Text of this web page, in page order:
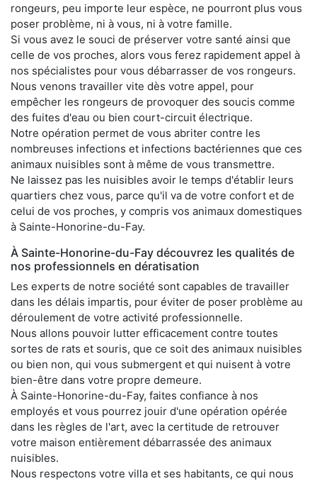
rongeurs, peu importe leur espèce, ne pourront plus vous
poser problème, ni à vous, ni à votre famille.
Si vous avez le souci de préserver votre santé ainsi que
celle de vos proches, alors vous ferez rapidement appel à
nos spécialistes pour vous débarrasser de vos rongeurs.
Nous venons travailler vite dès votre appel, pour
empêcher les rongeurs de provoquer des soucis comme
des fuites d'eau ou bien court-circuit électrique.
Notre opération permet de vous abriter contre les
nombreuses infections et infections bactériennes que ces
animaux nuisibles sont à même de vous transmettre.
Ne laissez pas les nuisibles avoir le temps d'établir leurs
quartiers chez vous, parce qu'il va de votre confort et de
celui de vos proches, y compris vos animaux domestiques
à Sainte-Honorine-du-Fay.
À Sainte-Honorine-du-Fay découvrez les qualités de
nos professionnels en dératisation
Les experts de notre société sont capables de travailler
dans les délais impartis, pour éviter de poser problème au
déroulement de votre activité professionnelle.
Nous allons pouvoir lutter efficacement contre toutes
sortes de rats et souris, que ce soit des animaux nuisibles
ou bien non, qui vous submergent et qui nuisent à votre
bien-être dans votre propre demeure.
À Sainte-Honorine-du-Fay, faites confiance à nos
employés et vous pourrez jouir d'une opération opérée
dans les règles de l'art, avec la certitude de retrouver
votre maison entièrement débarrassée des animaux
nuisibles.
Nous respectons votre villa et ses habitants, ce qui nous